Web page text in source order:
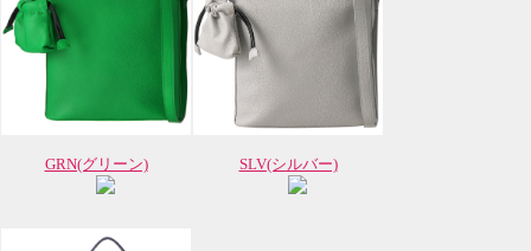
GRN(グリーン) SLV(シルバー)